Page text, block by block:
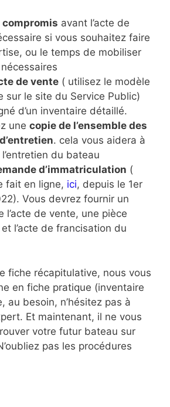
compromis avant l’acte de
si vous souhaitez faire
ou le temps de mobiliser
de vente ( utilisez le modèle
sur le site du Service Public)
d’un inventaire détaillé.
une copie de l’ensemble des
. cela vous aidera à
du bateau
d’immatriculation (
fait en ligne, ici, depuis le 1er
Vous devrez fournir un
l’acte de vente, une pièce
et l’acte de francisation du
fiche récapitulative, nous vous
en fiche pratique (inventaire
au besoin, n’hésitez pas à
Et maintenant, il ne vous
votre futur bateau sur
pas les procédures